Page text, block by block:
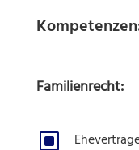
Familienrecht:
W